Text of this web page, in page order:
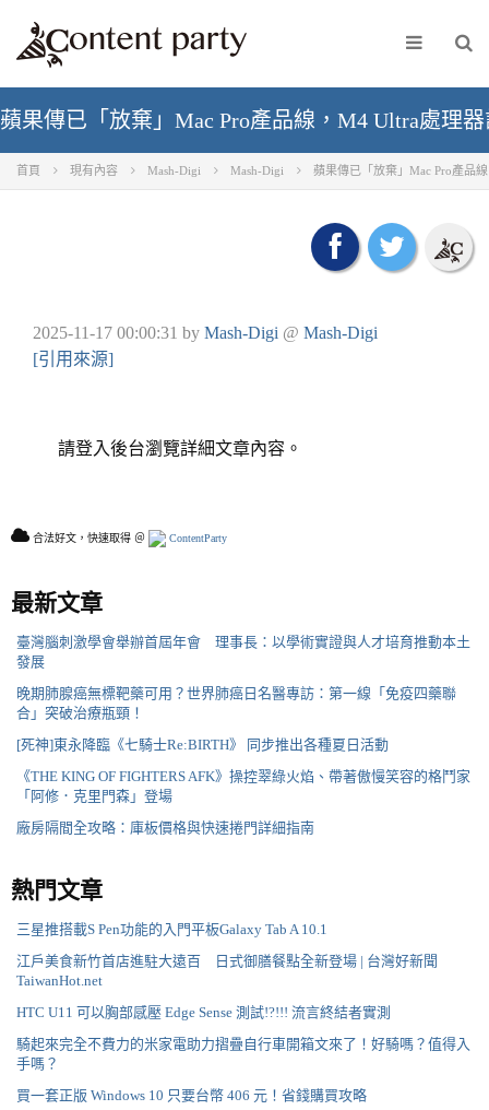
蘋果傳已「放棄」Mac Pro產品線，M4 Ultra處理
首頁 現有內容 Mash-Digi Mash-Digi 蘋果傳已「放棄」Mac Pro產品
2025-11-17 00:00:31 by Mash-Digi @ Mash-Digi
[引用來源]
請登入後台瀏覽詳細文章內容。
合法好文，快速取得 ＠ ContentParty
最新文章
臺灣腦刺激學會舉辦首屆年會 理事長：以學術實證與人才培育推動本土
發展
晚期肺腺癌無標靶藥可用？世界肺癌日名醫專訪：第一線「免疫四藥聯
合」突破治療瓶頸！
[死神]東永降臨《七騎士Re:BIRTH》 同步推出各種夏日活動
《THE KING OF FIGHTERS AFK》操控翠綠火焰、帶著傲慢笑容的格鬥家
「阿修．克里門森」登場
廠房隔間全攻略：庫板價格與快速捲門詳細指南
熱門文章
三星推搭載S Pen功能的入門平板Galaxy Tab A 10.1
江戶美食新竹首店進駐大遠百 日式御膳餐點全新登場 | 台灣好新聞
TaiwanHot.net
HTC U11 可以胸部感壓 Edge Sense 測試!?!!! 流言終結者實測
騎起來完全不費力的米家電助力摺疊自行車開箱文來了！好騎嗎？值得入
手嗎？
買一套正版 Windows 10 只要台幣 406 元！省錢購買攻略